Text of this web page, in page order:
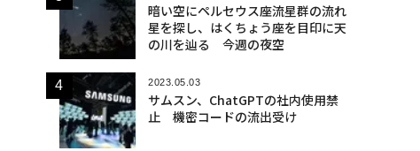
暗い空にペルセウス座流星群の流れ
星を探し、はくちょう座を目印に天
の川を辿る 今週の夜空
2023.05.03
サムスン、ChatGPTの社内使用禁
止 機密コードの流出受け